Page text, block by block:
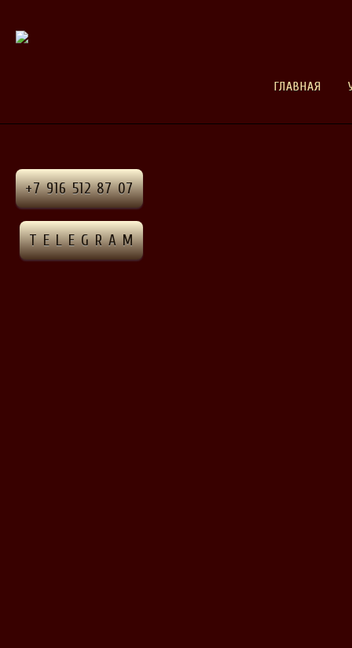
ГЛАВНАЯ
+7 916 512 87 07
T E L E G R A M